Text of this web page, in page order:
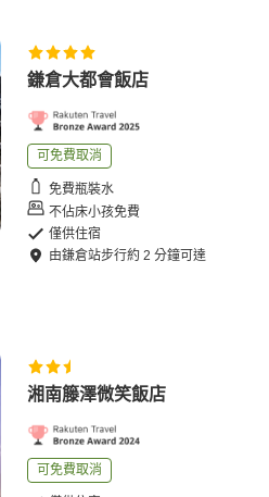
鎌倉大都會飯店
可免費取消
免費瓶裝水
不佔床小孩免費
僅供住宿
由鎌倉站步行約2 分鐘可達
湘南籐澤微笑飯店
可免費取消